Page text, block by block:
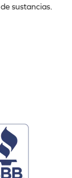
sustancias.